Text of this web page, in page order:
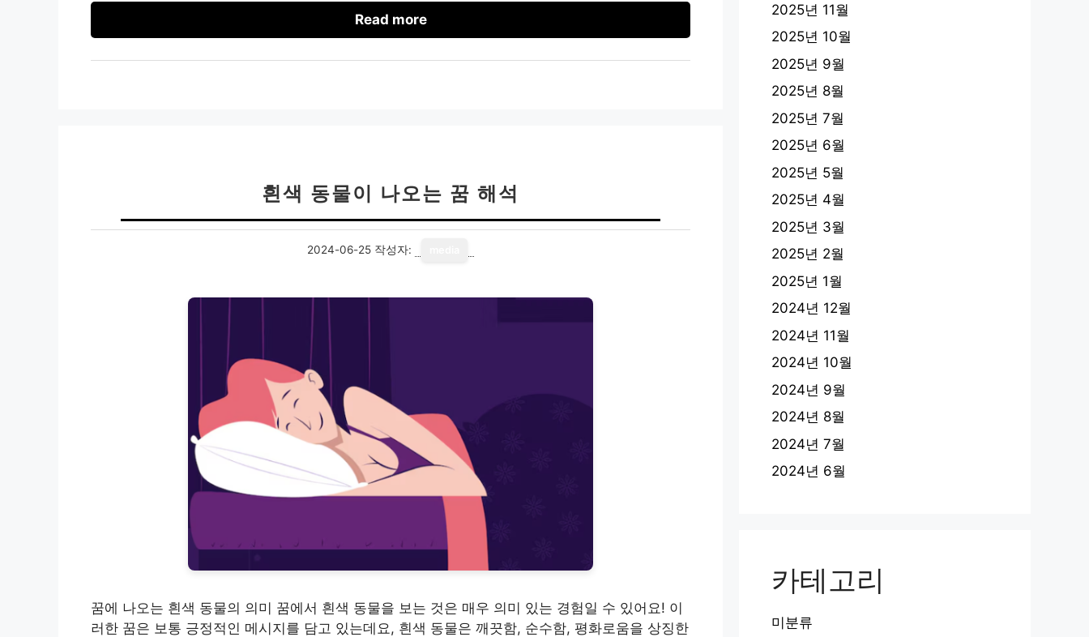
Read more
흰색 동물이 나오는 꿈 해석
2024-06-25 작성자:
꿈에 나오는 흰색 동물의 의미 꿈에서 흰색 동물을 보는 것은 매우 의미 있는 경험일 수 있어요! 이
러한 꿈은 보통 긍정적인 메시지를 담고 있는데요, 흰색 동물은 깨끗함, 순수함, 평화로움을 상징한
2025년 11월
2025년 10월
2025년 9월
2025년 8월
2025년 7월
2025년 6월
2025년 5월
2025년 4월
2025년 3월
2025년 2월
2025년 1월
2024년 12월
2024년 11월
2024년 10월
2024년 9월
2024년 8월
2024년 7월
2024년 6월
카테고리
미분류